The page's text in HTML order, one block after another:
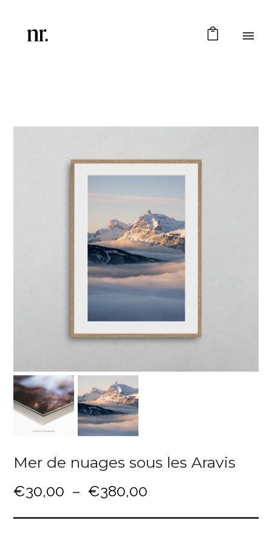
Mer de nuages sous les Aravis
€30,00 – €380,00
a